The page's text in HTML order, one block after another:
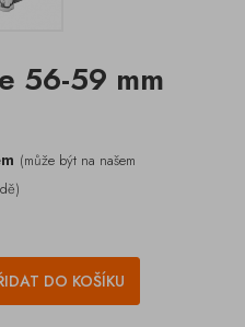
56-59 mm
(může být na našem
DO KOŠÍKU